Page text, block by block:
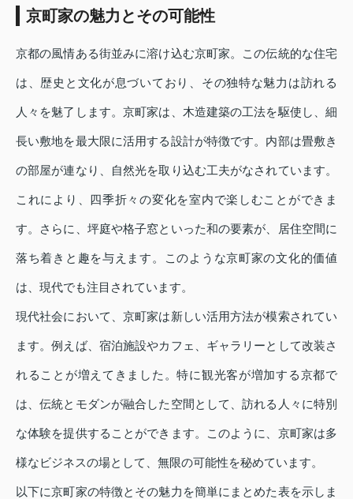
京町家の魅力とその可能性
京都の風情ある街並みに溶け込む京町家。この伝統的な住宅
は、歴史と文化が息づいており、その独特な魅力は訪れる
人々を魅了します。京町家は、木造建築の工法を駆使し、細
長い敷地を最大限に活用する設計が特徴です。内部は畳敷き
の部屋が連なり、自然光を取り込む工夫がなされています。
これにより、四季折々の変化を室内で楽しむことができま
す。さらに、坪庭や格子窓といった和の要素が、居住空間に
落ち着きと趣を与えます。このような京町家の文化的価値
は、現代でも注目されています。
現代社会において、京町家は新しい活用方法が模索されてい
ます。例えば、宿泊施設やカフェ、ギャラリーとして改装さ
れることが増えてきました。特に観光客が増加する京都で
は、伝統とモダンが融合した空間として、訪れる人々に特別
な体験を提供することができます。このように、京町家は多
様なビジネスの場として、無限の可能性を秘めています。
以下に京町家の特徴とその魅力を簡単にまとめた表を示しま